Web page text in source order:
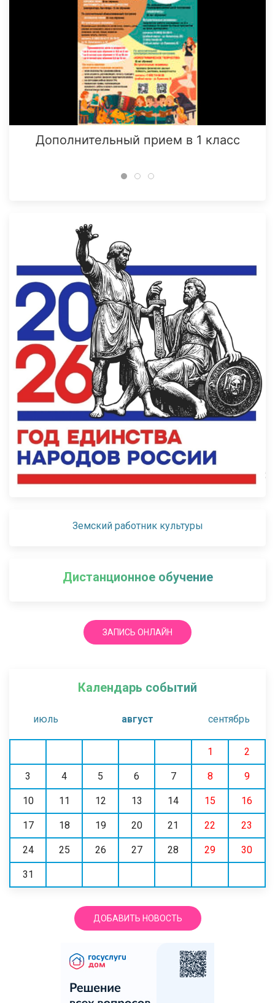
Дополнительный прием в 1 класс
Земский работник культуры
Дистанционное обучение
ЗАПИСЬ ОНЛАЙН
Календарь событий
июль август сентябрь
1 2
3 4 5 6 7 8 9
10 11 12 13 14 15 16
17 18 19 20 21 22 23
24 25 26 27 28 29 30
31
ДОБАВИТЬ НОВОСТЬ